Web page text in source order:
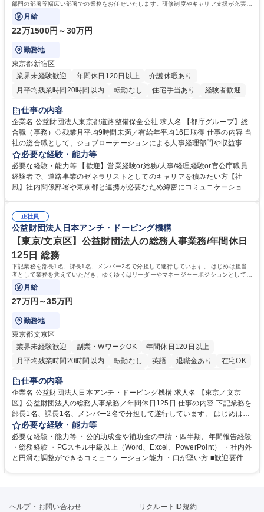
部門の部署等幅広い部署での業務をお任せいたします。研修制度やキャリア支援が充実し
ております！ ※下記業務詳細
月給
22万1500円～30万円
勤務地
東京都新宿区
業界未経験歓迎
年間休日120日以上
介護休暇あり
月平均残業時間20時間以内
転勤なし 住宅手当あり
経験者歓迎
研修あり
退職金あり
駅近5分以内
資格取得手当あり 食事補助あり
仕事の内容
企業名 公益財団法人東京都道路整備保全公社 求人名 【都庁グループ】総
合職（事務）◇残業月平均9時間未満／有給年平均16日取得 仕事の内容 当
社の総合職として、ジョブローテーションによる人事経理部門や収益事業
等のフロント部門の部署等幅広い部署での業務をお任せいたします。研修
制度やキャリア支援が充実しております！ ※下記業務詳細 【業務詳細】■
管理部門：広報、人事、経理など当公社の運営に係る管理業務 ■収益部
門：駐車場の新規開拓、管理運営、新宿駅西口広場の「イベントコーナ
道路施設や道路工事現場の見学ツアー事業 ※入社後は上記いずれかの部門
へ配属。※業務内容変更の範囲：会社の定める業務 募集職種 【都庁グル
ープ】総合職（事務）◇残業月平均9時間未満／有給年平均16日取得
必要な経験・能力等
必要な経験・能力等 【歓迎】営業経験or総務/人事/経理経験or官公庁職員
経験者で、道路事業のゼネラリストとしてのキャリアを積みたい方【社
風】社内関係部署や東京都と連携が必要なため綿密にコミュニケーション
部門など多岐に渡る業務を経験できます。 ■様々なプロジェクト：駐車場
事業の他、新宿駅西口広場内に設置された照明を兼ねた広告「ブライトサ
イン」の管理運営を行うなど、事業収益を生み出す活動を積極的に行って
います。 学歴・資格 学歴：大学院 大学 高専 短大 専修学校 高校 語学力：
資格：
正社員
公益財団法人日本アンチ・ドーピング機構
【東京/文京区】公益財団法人の総務人事業務/年間休日
125日 総務
下記業務を部長1名、課長1名、メンバー2名で分担して遂行しています。 はじめは担当
者として業務を覚えていただき、ゆくゆくはリーダーやマネージャーポジションとして活
躍いただくことを期待しています。
月給
27万円～35万円
勤務地
東京都文京区
業界未経験歓迎
副業・WワークOK
年間休日120日以上
月平均残業時間20時間以内
転勤なし 英語 退職金あり
在宅OK
賞与あり
育休あり
食事補助あり
仕事の内容
企業名 公益財団法人日本アンチ・ドーピング機構 求人名 【東京／文京
区】公益財団法人の総務人事業務／年間休日125日 仕事の内容 下記業務を
部長1名、課長1名、メンバー2名で分担して遂行しています。 はじめは担
当者として業務を覚えていただき、ゆくゆくはリーダーやマネージャーポ
ジションとして活躍いただくことを期待しています。 【総務・人事グルー
プの業務内容】 ・人事制度関連 ・採用活動 ・教育研修の企画、実行 ・勤
怠管理 ・官公庁への各種提出 ・法定の会議運営（評議員会、理事会） ・
管理 ・福利厚生関連 ・職員からの問合せ、相談対応 ・その他日常の総務
休日125日
必要な経験・能力等
必要な経験・能力等 ・公的助成金や補助金の申請・四半期、年間報告経験
・総務経験 ・PCスキル中級以上（Word、Excel、PowerPoint） ・社内外
と円滑な調整ができるコミュニケーション能力 ・口が堅い方 ■歓迎要件
ヘルプ・お問い合わせ リクルートID規約